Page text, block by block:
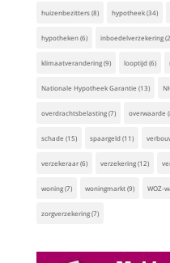
huizenbezitters(8) hypotheek(34)
hypotheken(6) inboedelverzekering
klimaatverandering(9) looptijd(6)
Nationale Hypotheek Garantie (13)
overdrachtsbelasting(7) overwaarde
schade (15) spaargeld(11)
verzekeraar(6) verzekering(12)
woning(7) woningmarkt(9) WOZ-
zorgverzekering(7)